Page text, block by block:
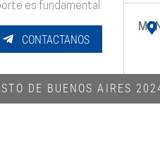
es fundamental.
CONTACTANOS
DE BUENOS AIRES